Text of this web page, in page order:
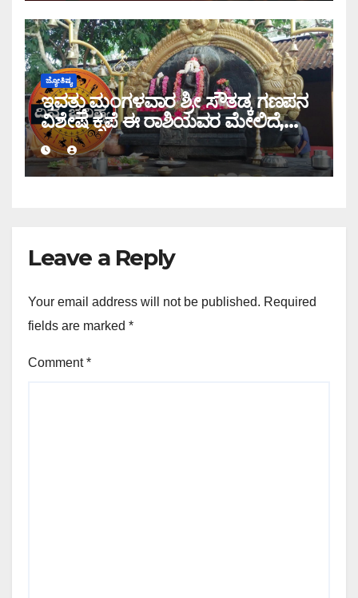
ಜ್ಯೋತಿಷ್ಯ
ಇವತ್ತು ಮಂಗಳವಾರ ಶ್ರೀ ಸೌತಡ್ಕ ಗಣಪನ
ವಿಶೇಷ ಕೃಪೆ ಈ ರಾಶಿಯವರ ಮೇಲಿದೆ,
ಇಂದಿನ ರಾಶಿ ಭವಿಷ್ಯ ತಿಳಿಯಿರಿ
Leave a Reply
Your email address will not be published. Required
fields are marked *
Comment*